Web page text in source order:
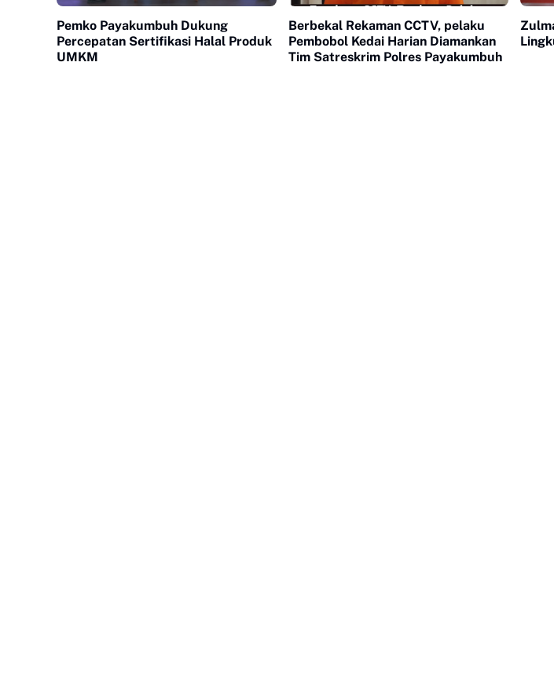
Pemko Payakumbuh Dukung
Percepatan Sertifikasi Halal Produk
UMKM
Berbekal Rekaman CCTV, pelaku
Pembobol Kedai Harian Diamankan
Tim Satreskrim Polres Payakumbuh